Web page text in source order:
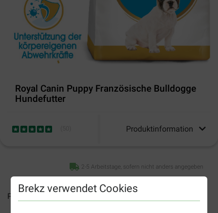
Brekz verwendet Cookies
Royal Canin Puppy Französische Bulldogge
Hundefutter
Produktinformation
2-5 Arbeitstage, sofern nicht anders angegeben
Preise inkl. MwSt zzgl.